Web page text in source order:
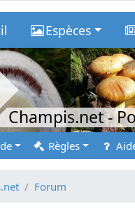
Espèces
Champis.net-
Règles
Forum